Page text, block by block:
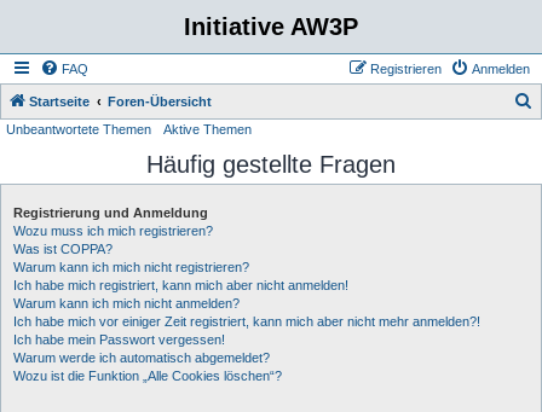
Initiative AW3P
FAQ Anmelden
Registrieren
Startseite Foren-Übersicht
h
Unbeantwortete Themen Aktive Themen
Häufig gestellte Fragen
Registrierung und Anmeldung
Wozu muss ich mich registrieren?
Was ist COPPA?
Warum kann ich mich nicht registrieren?
Ich habe mich registriert, kann mich aber nicht anmelden!
Warum kann ich mich nicht anmelden?
Ich habe mich vor einiger Zeit registriert, kann mich aber nicht mehr anmelden?!
Ich habe mein Passwort vergessen!
Warum werde ich automatisch abgemeldet?
Wozu ist die Funktion „Alle Cookies löschen“?